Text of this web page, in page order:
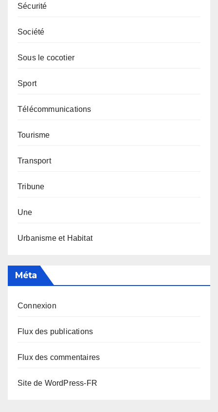
Sécurité
Société
Sous le cocotier
Sport
Télécommunications
Tourisme
Transport
Tribune
Une
Urbanisme et Habitat
Méta
Connexion
Flux des publications
Flux des commentaires
Site de WordPress-FR